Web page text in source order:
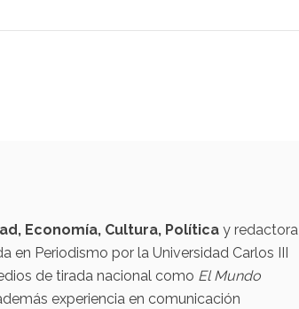
Economía, Cultura, Política y redactora
en Periodismo por la Universidad Carlos III
de tirada nacional como El Mundo
experiencia en comunicación